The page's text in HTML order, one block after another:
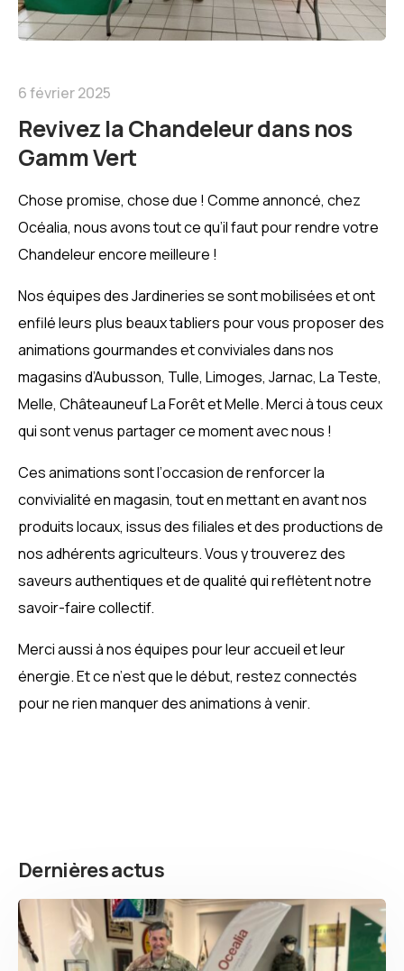
6 février 2025
Revivez la Chandeleur dans nos
Gamm Vert
Chose promise, chose due ! Comme annoncé, chez
Océalia, nous avons tout ce qu’il faut pour rendre votre
Chandeleur encore meilleure !
Nos équipes des Jardineries se sont mobilisées et ont
enfilé leurs plus beaux tabliers pour vous proposer des
animations gourmandes et conviviales dans nos
magasins d’Aubusson, Tulle, Limoges, Jarnac, La Teste,
Melle, Châteauneuf La Forêt et Melle. Merci à tous ceux
qui sont venus partager ce moment avec nous !
Ces animations sont l’occasion de renforcer la
convivialité en magasin, tout en mettant en avant nos
produits locaux, issus des filiales et des productions de
nos adhérents agriculteurs. Vous y trouverez des
saveurs authentiques et de qualité qui reflètent notre
savoir-faire collectif.
Merci aussi à nos équipes pour leur accueil et leur
énergie. Et ce n’est que le début, restez connectés
pour ne rien manquer des animations à venir.
Dernières actus